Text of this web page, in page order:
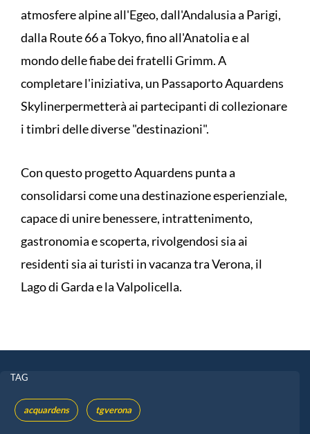
atmosfere alpine all'Egeo, dall'Andalusia a Parigi,
dalla Route 66 a Tokyo, fino all'Anatolia e al
mondo delle fiabe dei fratelli Grimm. A
completare l'iniziativa, un Passaporto Aquardens
Skylinerpermetterà ai partecipanti di collezionare
i timbri delle diverse "destinazioni".
Con questo progetto Aquardens punta a
consolidarsi come una destinazione esperienziale,
capace di unire benessere, intrattenimento,
gastronomia e scoperta, rivolgendosi sia ai
residenti sia ai turisti in vacanza tra Verona, il
Lago di Garda e la Valpolicella.
TAG
acquardens tgverona